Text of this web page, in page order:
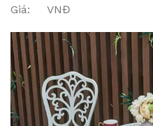
Giá: VNĐ